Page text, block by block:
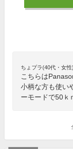
ちょプラ(40代・女性)
こちらは
小柄な方も使い
ーモードで50ｋ